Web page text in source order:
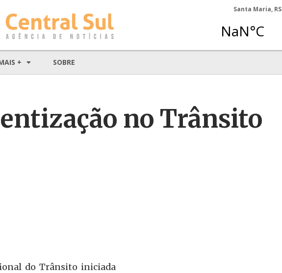
Santa Maria, RS
+ SOBRE
no Trânsito
do Trânsito iniciada